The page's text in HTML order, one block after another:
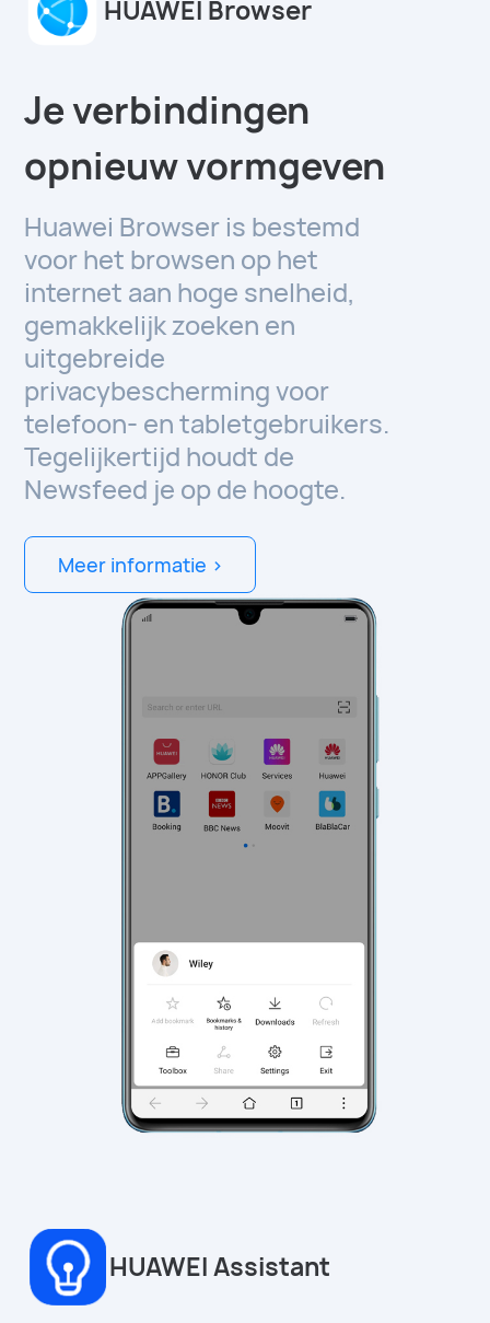
HUAWEI Browser
Je verbindingen
opnieuw vormgeven
Huawei Browser is bestemd
voor het browsen op het
internet aan hoge snelheid,
gemakkelijk zoeken en
uitgebreide
privacybescherming voor
telefoon- en tabletgebruikers.
Tegelijkertijd houdt de
Newsfeed je op de hoogte.
Meer informatie >
HUAWEI Assistant